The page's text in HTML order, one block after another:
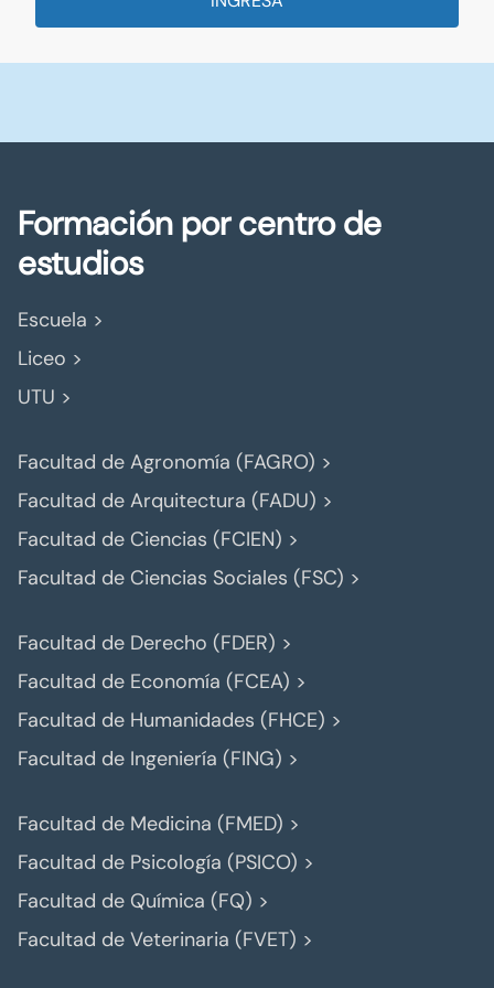
Formación por centro de
estudios
Escuela >
Liceo >
UTU >
Facultad de Agronomía (FAGRO) >
Facultad de Arquitectura (FADU) >
Facultad de Ciencias (FCIEN) >
Facultad de Ciencias Sociales (FSC) >
Facultad de Derecho (FDER) >
Facultad de Economía (FCEA) >
Facultad de Humanidades (FHCE) >
Facultad de Ingeniería (FING) >
Facultad de Medicina (FMED) >
Facultad de Psicología (PSICO) >
Facultad de Química (FQ) >
Facultad de Veterinaria (FVET) >